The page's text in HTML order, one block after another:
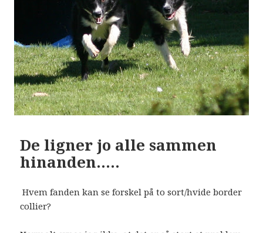
De ligner jo alle sammen
hinanden…..
Hvem fanden kan se forskel på to sort/hvide border
collier?